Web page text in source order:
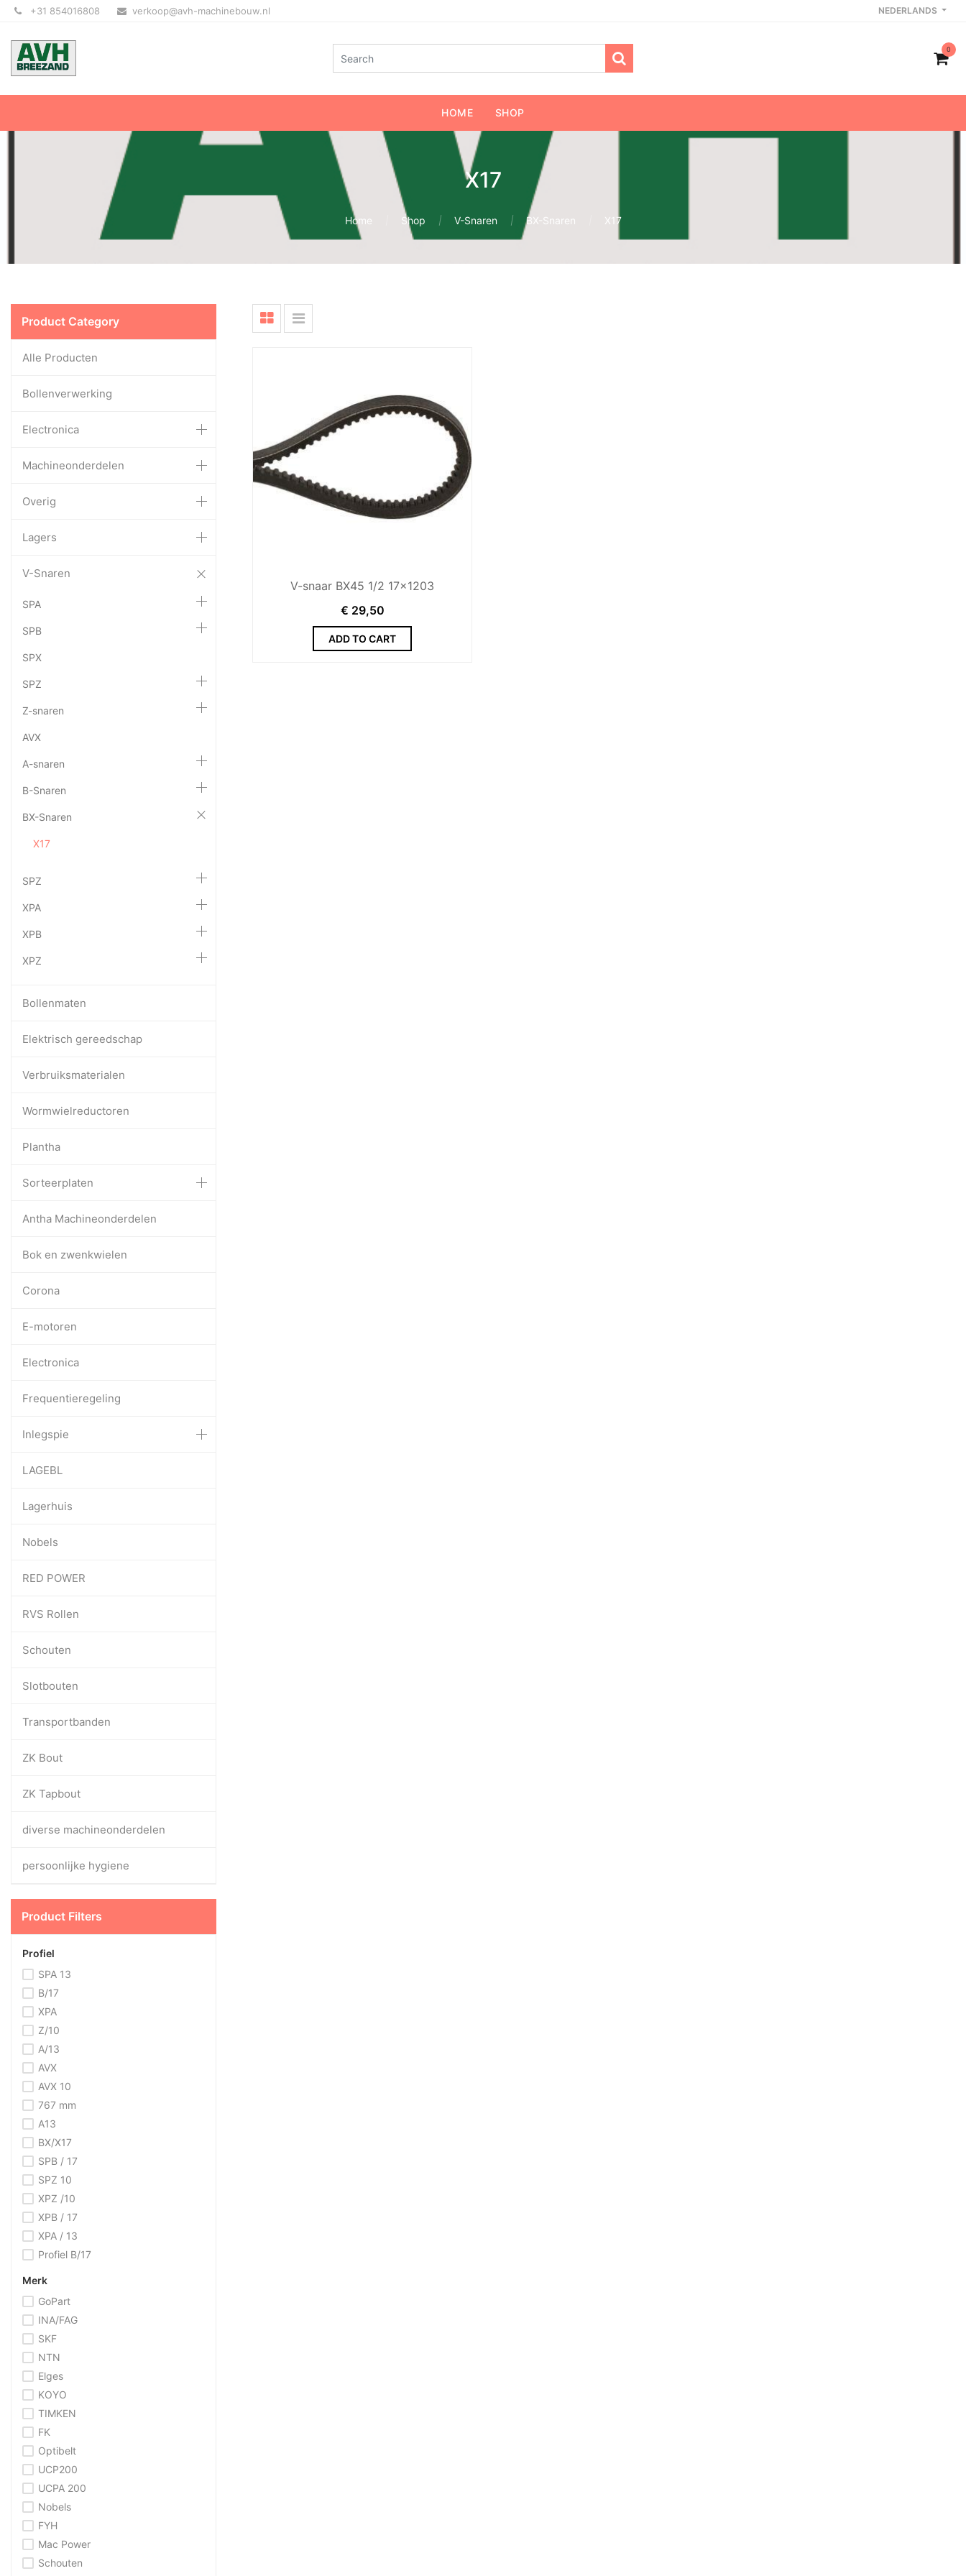
+31 854016808 verkoop@avh-machinebouw.nl NEDERLANDS
0
HOME SHOP
X17
Home Shop V-Snaren BX-Snaren X17
Product Category
Alle Producten
Bollenverwerking
Electronica
Machineonderdelen
Overig
Lagers
V-Snaren
SPA
SPB
SPX
SPZ
Z-snaren
AVX
A-snaren
B-Snaren
BX-Snaren
X17
SPZ
XPA
XPB
XPZ
Bollenmaten
Elektrisch gereedschap
Verbruiksmaterialen
Wormwielreductoren
Plantha
Sorteerplaten
Antha Machineonderdelen
Bok en zwenkwielen
Corona
E-motoren
Electronica
Frequentieregeling
Inlegspie
LAGEBL
Lagerhuis
Nobels
RED POWER
RVS Rollen
Schouten
Slotbouten
Transportbanden
ZK Bout
ZK Tapbout
diverse machineonderdelen
persoonlijke hygiene
Product Filters
Profiel
SPA 13
B/17
XPA
Z/10
A/13
AVX
AVX 10
767 mm
A13
BX/X17
SPB / 17
SPZ 10
XPZ /10
XPB / 17
XPA / 13
Profiel B/17
Merk
GoPart
INA/FAG
SKF
NTN
Elges
KOYO
TIMKEN
FK
Optibelt
UCP200
UCPA 200
Nobels
FYH
Mac Power
Schouten
V-snaar BX45 1/2 17x1203
€ 29,50
ADD TO CART